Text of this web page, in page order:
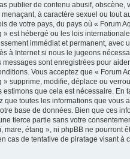
publier de contenu abusif, obscène,
à caractère sexuel ou tout
de votre pays, du pays où « Forum
» est hébergé ou les lois
immédiat et permanent, avec
à Internet si nous le jugeons
messages sont enregistrées pour
Vous acceptez que « Forum
» supprime, modifie, déplace ou
que cela est nécessaire. En
que toutes les informations que vous
base de données. Bien que ces
tierce partie sans votre
mare, étang », ni phpBB ne pourront
cas de tentative de piratage visant à